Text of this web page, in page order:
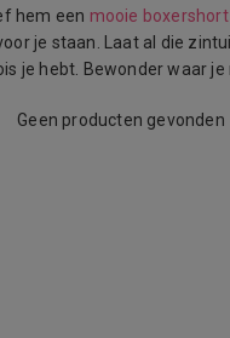
hem een mooie boxershort
je staan. Laat al die
je hebt. Bewonder waar je
Geen producten gevonden